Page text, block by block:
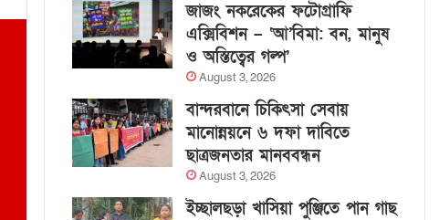
জাজং নকরেকের ফটোগ্রাফি
এক্সিবিশন – ‘আ’বিমা: বন, মানুষ
ও অস্তিত্বের গল্প’
August 3, 2026
বান্দরবানে চিকিৎসা সেবায়
মানোন্নয়নে ৬ দফা দাবিতে
ছাত্রজনতার মানববন্ধন
August 3, 2026
ইচ্ছালছড়া খাসিয়া পুঞ্জিতে পান গাছ